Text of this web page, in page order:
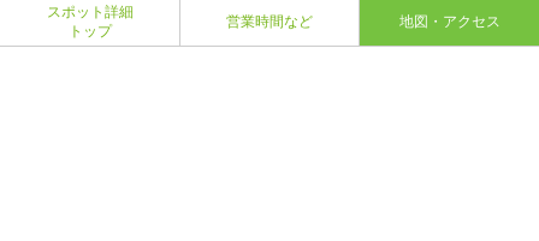
スポット詳細
トップ
営業時間など 地図・アクセス